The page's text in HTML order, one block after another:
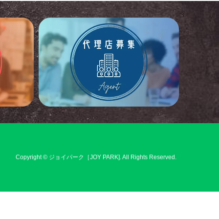
Copyright© ジョイパーク［JOY PARK]. All Rights Reserved.